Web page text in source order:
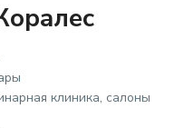
клиника, салоны